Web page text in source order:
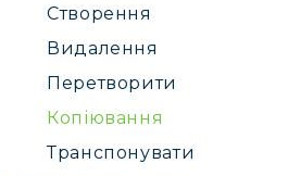
Створення
Видалення
Перетворити
Копіювання
Транспонувати